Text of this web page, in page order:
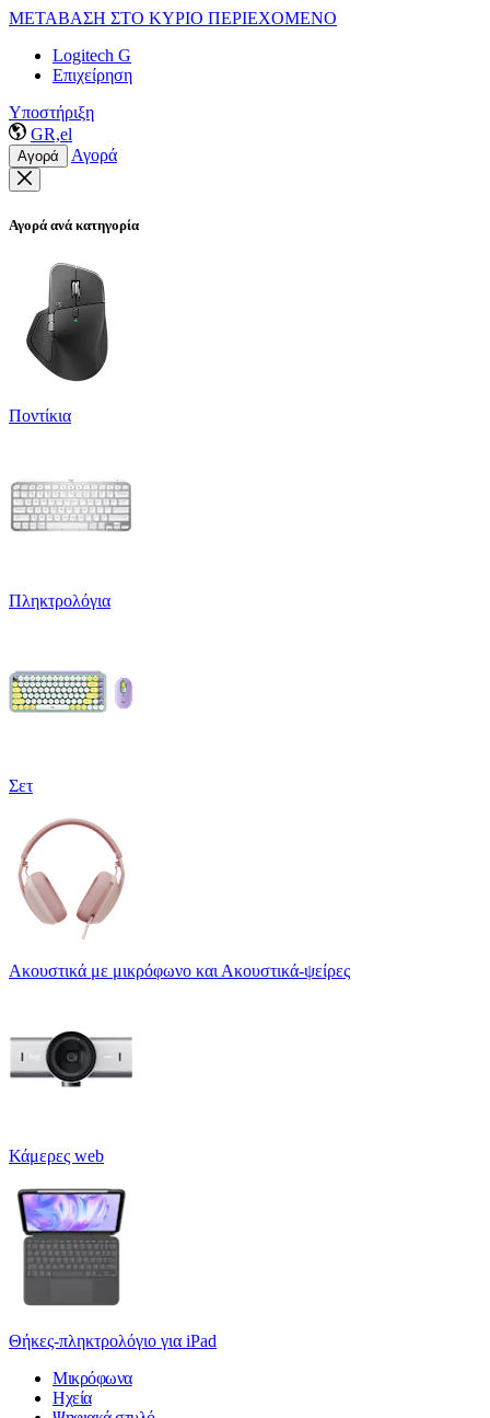
ΜΕΤΑΒΑΣΗ ΣΤΟ ΚΥΡΙΟ ΠΕΡΙΕΧΟΜΕΝΟ
Logitech G
Επιχείρηση
Υποστήριξη
GR,el
Αγορά Αγορά
Αγορά ανά κατηγορία
Ποντίκια
Πληκτρολόγια
Σετ
Ακουστικά με μικρόφωνο και Ακουστικά-ψείρες
Κάμερες web
Θήκες-πληκτρολόγιο για iPad
Μικρόφωνα
Ηχεία